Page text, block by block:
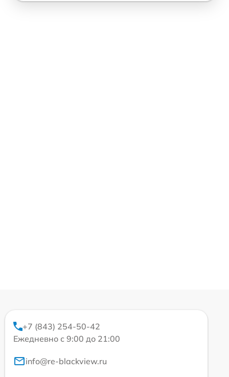
+7 (843) 254-50-42
Ежедневно с 9:00 до 21:00
info@re-blackview.ru